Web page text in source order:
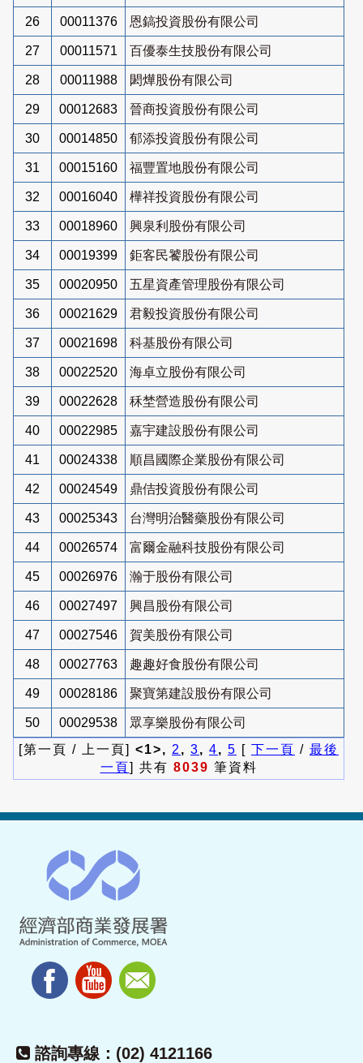
26 00011376 恩鎬投資股份有限公司
27 00011571 百優泰生技股份有限公司
28 00011988 閎燁股份有限公司
29 00012683 晉商投資股份有限公司
30 00014850 郁添投資股份有限公司
31 00015160 福豐置地股份有限公司
32 00016040 樺祥投資股份有限公司
33 00018960 興泉利股份有限公司
34 00019399 鉅客民饕股份有限公司
35 00020950 五星資產管理股份有限公司
36 00021629 君毅投資股份有限公司
37 00021698 科基股份有限公司
38 00022520 海卓立股份有限公司
39 00022628 秝埜營造股份有限公司
40 00022985 嘉宇建設股份有限公司
41 00024338 順昌國際企業股份有限公司
42 00024549 鼎佶投資股份有限公司
43 00025343 台灣明治醫藥股份有限公司
44 00026574 富爾金融科技股份有限公司
45 00026976 瀚于股份有限公司
46 00027497 興昌股份有限公司
47 00027546 賀美股份有限公司
48 00027763 趣趣好食股份有限公司
49 00028186 聚寶第建設股份有限公司
50 00029538
眾享樂股份有限公司
[第一頁 / 上一頁] <1>, 2 , 3, 4, 5 [ 下一頁 / 最後
一頁] 共有 8039 筆資料
諮詢專線：(02) 4121166